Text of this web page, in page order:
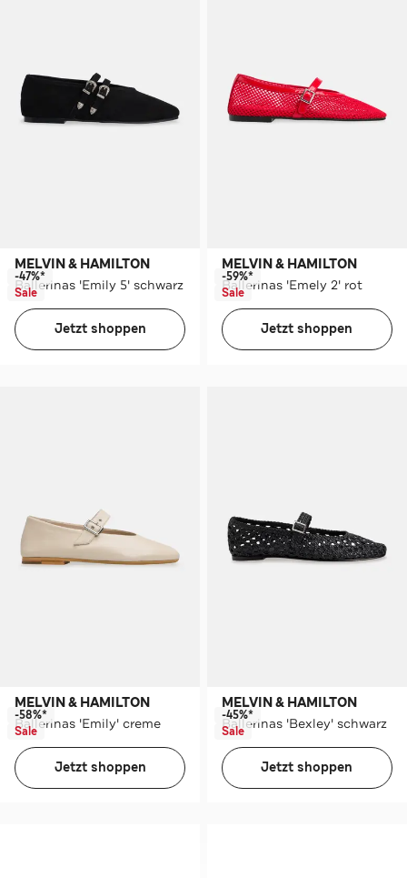
MELVIN & HAMILTON
Ballerinas 'Emily 5' schwarz
-47%*
Sale
Jetzt shoppen
MELVIN & HAMILTON
Ballerinas 'Emely 2' rot
-59%*
Sale
Jetzt shoppen
MELVIN & HAMILTON
Ballerinas 'Emily' creme
-58%*
Sale
Jetzt shoppen
MELVIN & HAMILTON
Ballerinas 'Bexley' schwarz
-45%*
Sale
Jetzt shoppen